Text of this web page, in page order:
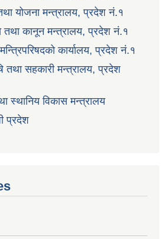
योजना मन्त्रालय, प्रदेश नं.१
तथा कानून मन्त्रालय, प्रदेश नं.१
कार्यालय, प्रदेश नं.१
तथा सहकारी मन्त्रालय, प्रदेश
स्थानिय विकास मन्त्रालय
प्रदेश